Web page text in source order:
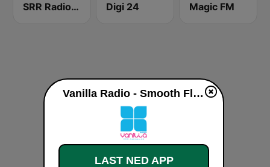
SRR Radio România Actualităţi Digi 24 Magic FM
Vanilla Radio - Smooth Flavors direkte
LAST NED APP